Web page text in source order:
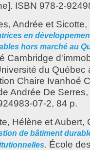
ISBN 978-2-
Andrée et Sicotte,
en
hors marché au
Cambridge
du Québec
Chaire Ivanhoé
Andrée De
07-2, 84 p.
Hélène etAubert,
de bâtiment
. École